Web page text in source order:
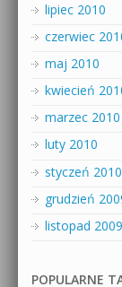
lipiec 2010
czerwiec
maj 2010
kwiecień
marzec 2010
luty 2010
styczeń 2010
grudzień
listopad 2009
POPULARNE